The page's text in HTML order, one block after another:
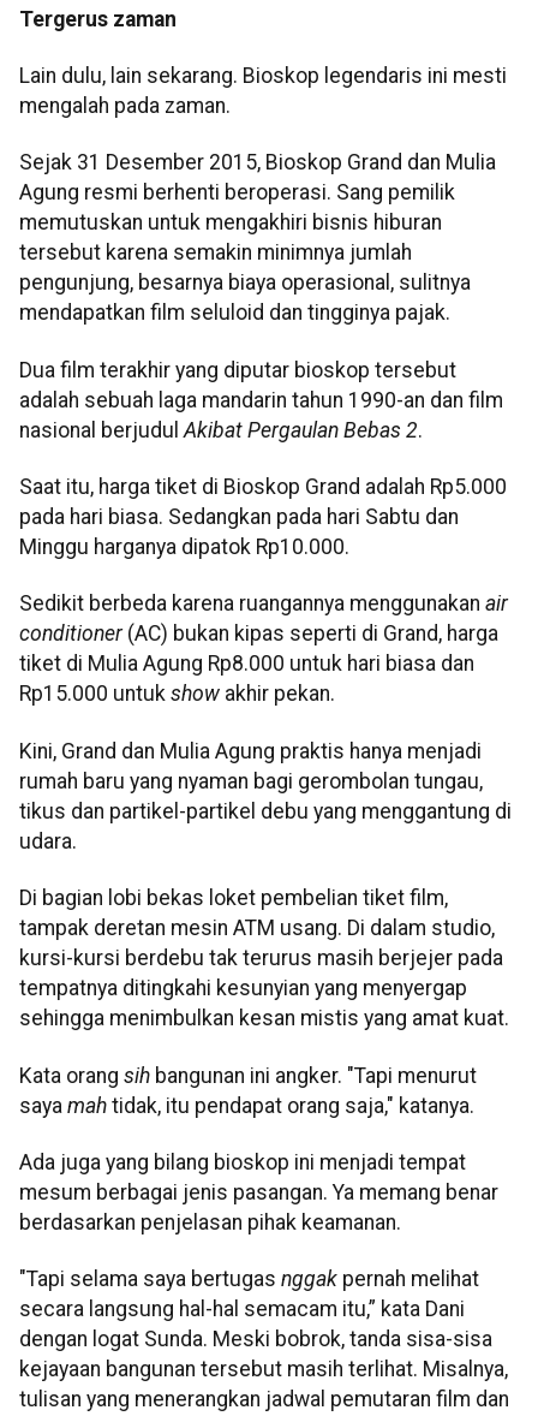
Tergerus zaman
Lain dulu, lain sekarang. Bioskop legendaris ini mesti
mengalah pada zaman.
Sejak 31 Desember 2015, Bioskop Grand dan Mulia
Agung resmi berhenti beroperasi. Sang pemilik
memutuskan untuk mengakhiri bisnis hiburan
tersebut karena semakin minimnya jumlah
pengunjung, besarnya biaya operasional, sulitnya
mendapatkan film seluloid dan tingginya pajak.
Dua film terakhir yang diputar bioskop tersebut
adalah sebuah laga mandarin tahun 1990-an dan film
nasional berjudul Akibat Pergaulan Bebas 2.
Saat itu, harga tiket di Bioskop Grand adalah Rp5.000
pada hari biasa. Sedangkan pada hari Sabtu dan
Minggu harganya dipatok Rp10.000.
Sedikit berbeda karena ruangannya menggunakan air
conditioner(AC) bukan kipas seperti di Grand, harga
tiket di Mulia Agung Rp8.000 untuk hari biasa dan
Rp15.000 untuk show akhir pekan.
Kini, Grand dan Mulia Agung praktis hanya menjadi
rumah baru yang nyaman bagi gerombolan tungau,
tikus dan partikel-partikel debu yang menggantung di
udara.
Di bagian lobi bekas loket pembelian tiket film,
tampak deretan mesin ATM usang. Di dalam studio,
kursi-kursi berdebu tak terurus masih berjejer pada
tempatnya ditingkahi kesunyian yang menyergap
sehingga menimbulkan kesan mistis yang amat kuat.
Kata orang sih bangunan ini angker. "Tapi menurut
saya mah tidak, itu pendapat orang saja," katanya.
Ada juga yang bilang bioskop ini menjadi tempat
mesum berbagai jenis pasangan. Ya memang benar
berdasarkan penjelasan pihak keamanan.
"Tapi selama saya bertugas nggak pernah melihat
secara langsung hal-hal semacam itu,” kata Dani
dengan logat Sunda. Meski bobrok, tanda sisa-sisa
kejayaan bangunan tersebut masih terlihat. Misalnya,
tulisan yang menerangkan jadwal pemutaran film dan